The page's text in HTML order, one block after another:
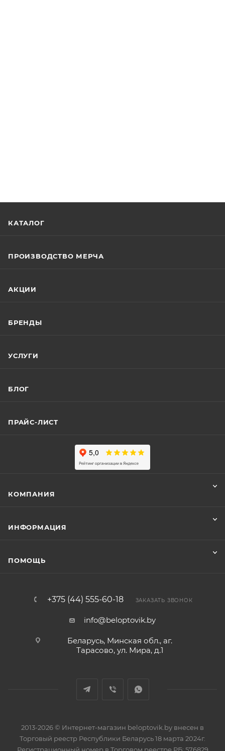
КАТАЛОГ
ПРОИЗВОДСТВО МЕРЧА
АКЦИИ
БРЕНДЫ
УСЛУГИ
БЛОГ
ПРАЙС-ЛИСТ
КОМПАНИЯ
ИНФОРМАЦИЯ
ПОМОЩЬ
+375 (44) 555-60-18 ЗАКАЗАТЬ ЗВОНОК
info@beloptovik.by
Беларусь, Минская обл., аг.
Тарасово, ул. Мира, д.1
2013-2026 © Интернет-магазин beloptovik.by внесен в
Торговый реестр Республики Беларусь 18 марта 2024г.